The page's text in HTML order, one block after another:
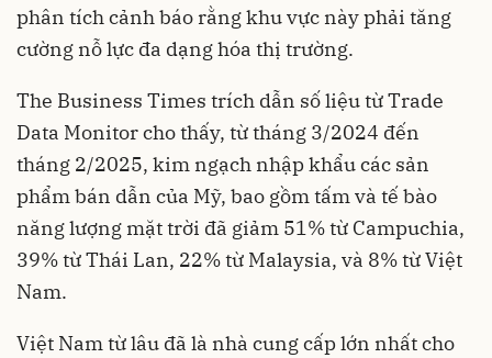
phân tích cảnh báo rằng khu vực này phải tăng
cường nỗ lực đa dạng hóa thị trường.
The Business Times trích dẫn số liệu từ Trade
Data Monitor cho thấy, từ tháng 3/2024 đến
tháng 2/2025, kim ngạch nhập khẩu các sản
phẩm bán dẫn của Mỹ, bao gồm tấm và tế bào
năng lượng mặt trời đã giảm 51% từ Campuchia,
39% từ Thái Lan, 22% từ Malaysia, và 8% từ Việt
Nam.
Việt Nam từ lâu đã là nhà cung cấp lớn nhất cho